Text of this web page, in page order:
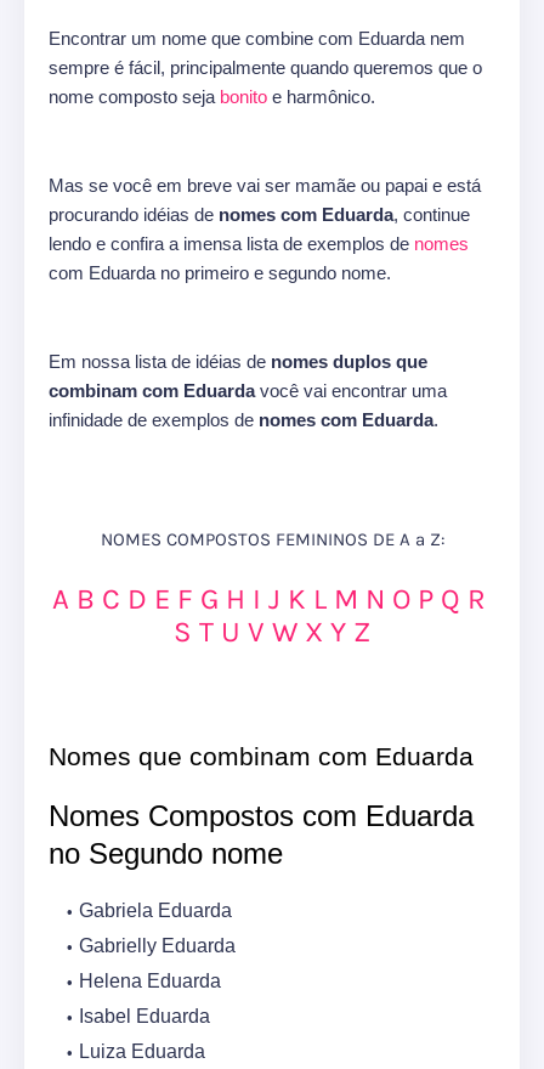
Encontrar um nome que combine com Eduarda nem
sempre é fácil, principalmente quando queremos que o
nome composto seja bonito e harmônico.
Mas se você em breve vai ser mamãe ou papai e está
procurando idéias de nomes com Eduarda, continue
lendo e confira a imensa lista de exemplos de nomes
com Eduarda no primeiro e segundo nome.
Em nossa lista de idéias de nomes duplos que
combinam com Eduardavocê vai encontrar uma
infinidade de exemplos de nomes com Eduarda.
NOMES COMPOSTOS FEMININOS DE A a Z:
A B C D E F G H I J K L M N O P Q R
S T U V W X Y Z
Nomes que combinam com Eduarda
Nomes Compostos com Eduarda
no Segundo nome
Gabriela Eduarda
Gabrielly Eduarda
Helena Eduarda
Isabel Eduarda
Luiza Eduarda